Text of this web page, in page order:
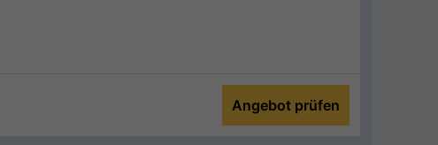
Angebot prüfen